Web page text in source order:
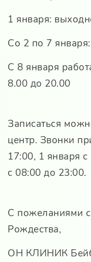
1 января:
Со 2 по 7
С 8 января
8.00 до 20.00
Записаться
центр. Звонки
17:00, 1 января
с 08:00 до 23:00.
С пожеланиями
Рождества,
ОН КЛИНИК